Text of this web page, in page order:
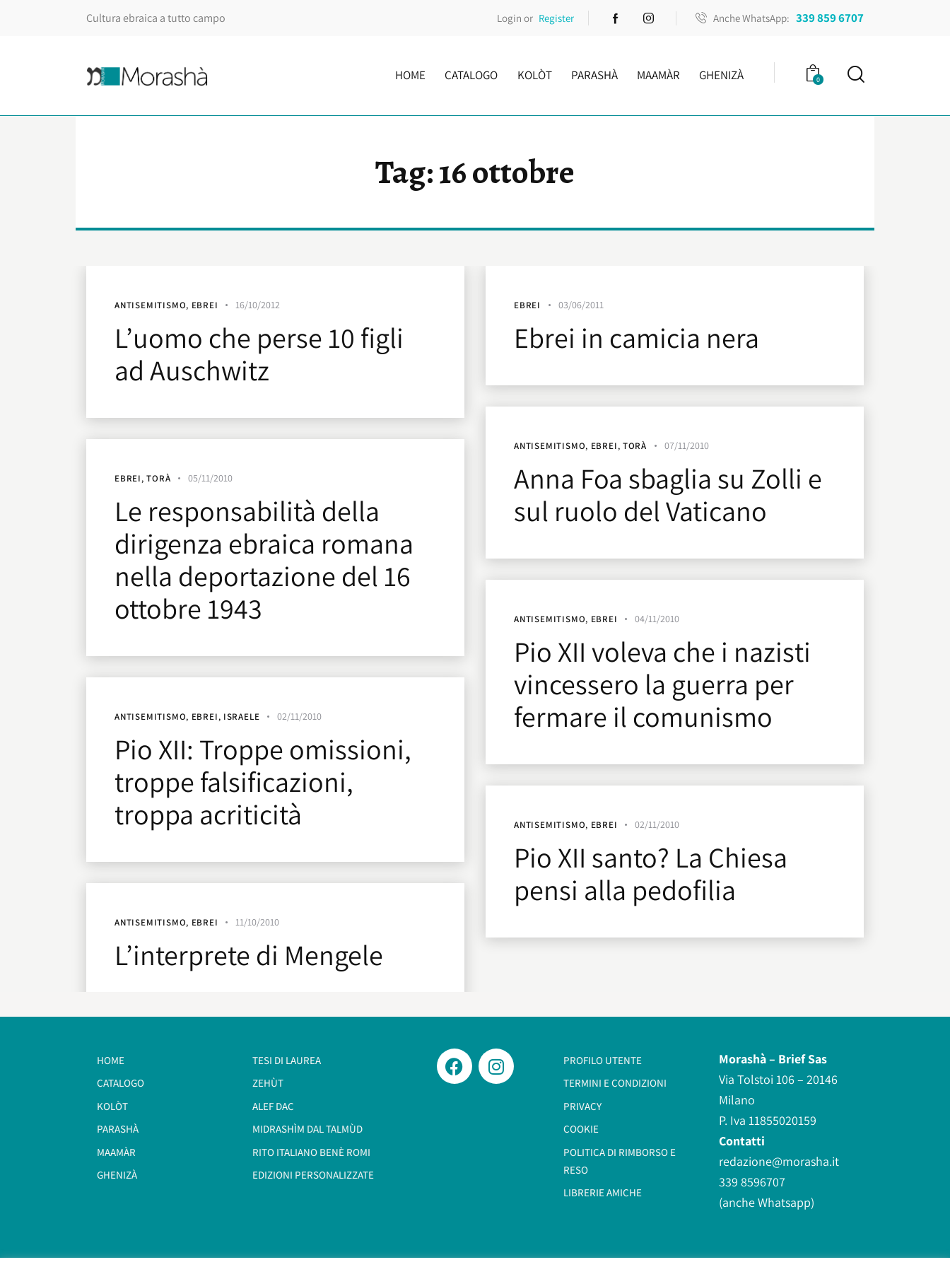
Cultura ebraica a tutto campo Login or Register Anche WhatsApp: 339 859 6707
HOME CATALOGO KOLÒT PARASHÀ MAAMÀR GHENIZÀ 0
Tag: 16 ottobre
ANTISEMITISMO, EBREI 16/10/2012
L’uomo che perse 10 figli
ad Auschwitz
EBREI 03/06/2011
Ebrei in camicia nera
ANTISEMITISMO, EBREI, TORÀ 07/11/2010
Anna Foa sbaglia su Zolli e
sul ruolo del Vaticano
EBREI,TORÀ 05/11/2010
Le responsabilità della
dirigenza ebraica romana
nella deportazione del 16
ottobre 1943
ANTISEMITISMO, EBREI 04/11/2010
Pio XII voleva che i nazisti
vincessero la guerra per
fermare il comunismo
ANTISEMITISMO, EBREI, ISRAELE 02/11/2010
Pio XII: Troppe omissioni,
troppe falsificazioni,
troppa acriticità
ANTISEMITISMO, EBREI 02/11/2010
Pio XII santo? La Chiesa
pensi alla pedofilia
ANTISEMITISMO, EBREI 11/10/2010
L’interprete di Mengele
HOME
CATALOGO
KOLÒT
PARASHÀ
MAAMÀR
GHENIZÀ
TESI DI LAUREA
ZEHÙT
ALEF DAC
MIDRASHÌM DAL TALMÙD
RITO ITALIANO BENÈ ROMI​
EDIZIONI PERSONALIZZATE
PROFILO UTENTE
TERMINI E CONDIZIONI
PRIVACY
COOKIE
POLITICA DI RIMBORSO E
RESO
LIBRERIE AMICHE
Morashà – Brief Sas
Via Tolstoi 106 – 20146
Milano
P. Iva 11855020159
Contatti
redazione@morasha.it
339 8596707
(anche Whatsapp)